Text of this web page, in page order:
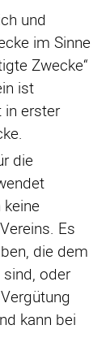
und
im Sinne
Zwecke“
ist
in erster
die
Es
die dem
oder
kann bei